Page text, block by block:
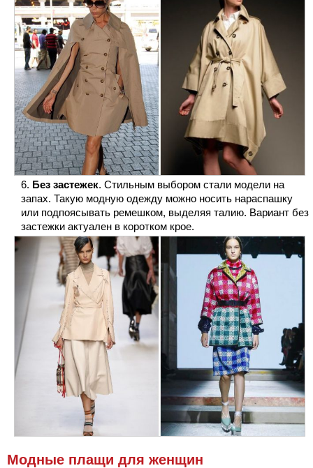
Без застежек. Стильным выбором стали модели на
запах. Такую модную одежду можно носить нараспашку
или подпоясывать ремешком, выделяя талию. Вариант без
застежки актуален в коротком крое.
Модные плащи для женщин